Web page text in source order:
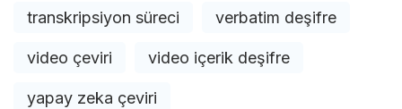
transkripsiyon süreci verbatim deşifre
video çeviri video içerik deşifre
yapay zeka çeviri